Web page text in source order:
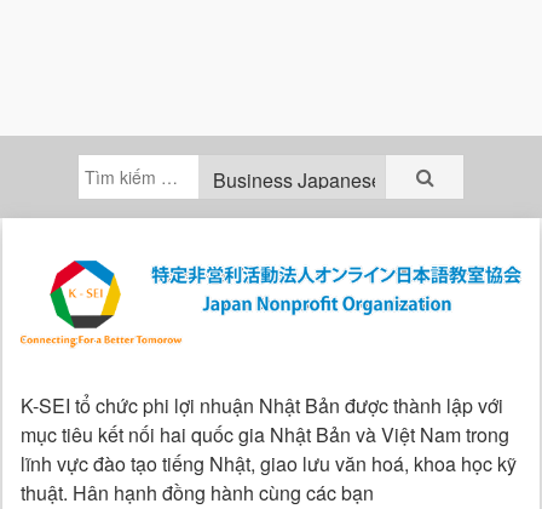
K-SEI tổ chức phi lợi nhuận Nhật Bản được thành lập với
mục tiêu kết nối hai quốc gia Nhật Bản và Việt Nam trong
lĩnh vực đào tạo tiếng Nhật, giao lưu văn hoá, khoa học kỹ
thuật. Hân hạnh đồng hành cùng các bạn